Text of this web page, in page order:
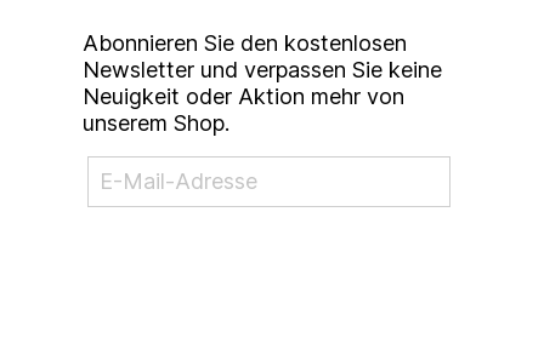
Abonnieren Sie den kostenlosen
Newsletter und verpassen Sie keine
Neuigkeit oder Aktion mehr von
unserem Shop.